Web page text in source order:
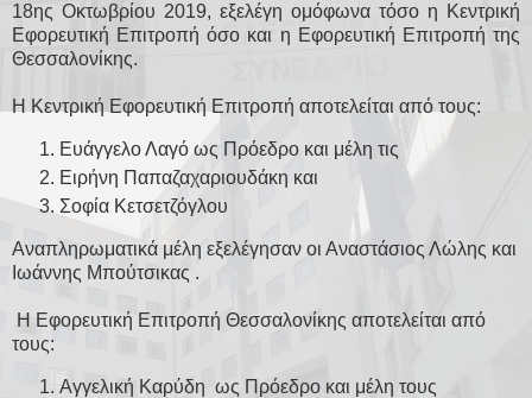
18ης Οκτωβρίου 2019, εξελέγη ομόφωνα τόσο η Κεντρική
Εφορευτική Επιτροπή όσο και η Εφορευτική Επιτροπή της
Θεσσαλονίκης.
Η Κεντρική Εφορευτική Επιτροπή αποτελείται από τους:
Ευάγγελο Λαγό ως Πρόεδρο και μέλη τις
Ειρήνη Παπαζαχαριουδάκη και
Σοφία Κετσετζόγλου
Αναπληρωματικά μέλη εξελέγησαν οι Αναστάσιος Λώλης και
Ιωάννης Μπούτσικας .
Η Εφορευτική Επιτροπή Θεσσαλονίκης αποτελείται από
τους:
Αγγελική Καρύδη ως Πρόεδρο και μέλη τους